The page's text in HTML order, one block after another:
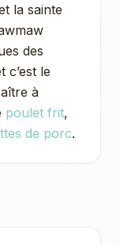
la sainte
des
c’est le
à
poulet frit,
de porc.